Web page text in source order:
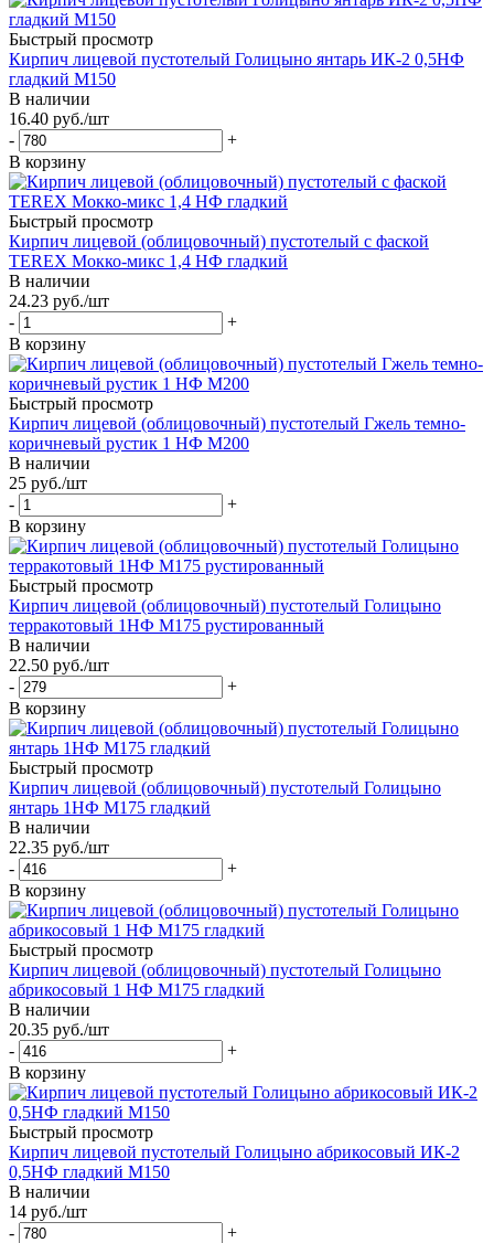
Быстрый просмотр
Кирпич лицевой пустотелый Голицыно янтарь ИК-2 0,5НФ
гладкий М150
В наличии
16.40 руб./шт
-
+
В корзину
Быстрый просмотр
Кирпич лицевой (облицовочный) пустотелый с фаской
TEREX Мокко-микс 1,4 НФ гладкий
В наличии
24.23 руб./шт
-
+
В корзину
Быстрый просмотр
Кирпич лицевой (облицовочный) пустотелый Гжель темно-
коричневый рустик 1 НФ М200
В наличии
25 руб./шт
-
+
В корзину
Быстрый просмотр
Кирпич лицевой (облицовочный) пустотелый Голицыно
терракотовый 1НФ М175 рустированный
В наличии
22.50 руб./шт
-
+
В корзину
Быстрый просмотр
Кирпич лицевой (облицовочный) пустотелый Голицыно
янтарь 1НФ М175 гладкий
В наличии
22.35 руб./шт
-
+
В корзину
Быстрый просмотр
Кирпич лицевой (облицовочный) пустотелый Голицыно
абрикосовый 1 НФ М175 гладкий
В наличии
20.35 руб./шт
-
+
В корзину
Быстрый просмотр
Кирпич лицевой пустотелый Голицыно абрикосовый ИК-2
0,5НФ гладкий М150
В наличии
14 руб./шт
-
+